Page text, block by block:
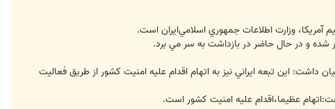
وزارت اطلاعات جمهوري اسلامي‌ايران است.
شده و در حال حاضر در بازداشت به سر مي برد.
اين تبعه ايراني نيز به اتهام اقدام عليه امنيت كشور از طريق فعاليت
عظيما،اقدام عليه امنيت كشور است.